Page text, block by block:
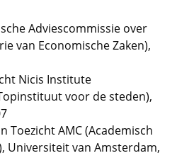
Adviescommissie over
van Economische Zaken),
Nicis Institute
voor de steden),
Toezicht AMC (Academisch
Universiteit van Amsterdam,